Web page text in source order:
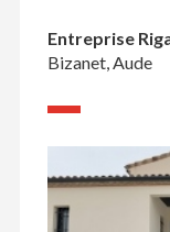
Entreprise
Bizanet, Aude